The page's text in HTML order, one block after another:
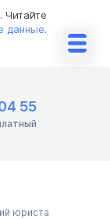
Читайте
данные.
55
юриста